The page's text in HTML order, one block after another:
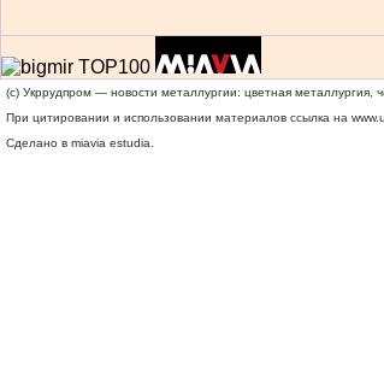
(c) Укррудпром — новости металлургии: цветная металлургия,
При цитировании и использовании материалов ссылка на
Сделано в miavia estudia.